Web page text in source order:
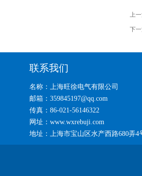
上一
下一
联系我们
名称：上海旺徐电气有限公司
邮箱：359845197@qq.com
传真：86-021-56146322
网址：www.wxrebuji.com
地址：上海市宝山区水产西路680弄4